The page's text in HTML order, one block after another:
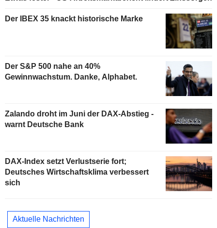
Der IBEX 35 knackt historische Marke
Der S&P 500 nahe an 40%
Gewinnwachstum. Danke, Alphabet.
Zalando droht im Juni der DAX-Abstieg -
warnt Deutsche Bank
DAX-Index setzt Verlustserie fort;
Deutsches Wirtschaftsklima verbessert
sich
Aktuelle Nachrichten